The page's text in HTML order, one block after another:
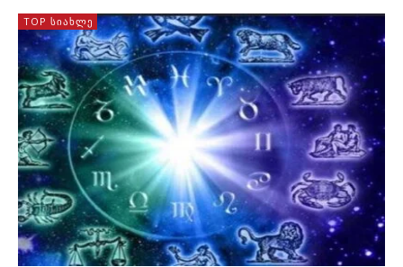
TOP ᲡᲘᲐᲮᲚᲔ